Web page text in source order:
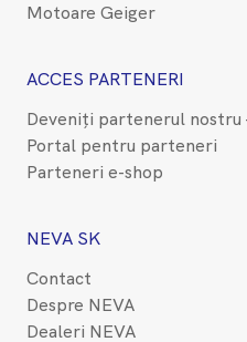
Motoare Geiger
ACCES PARTENERI
Deveniți partenerul nostru
Portal pentru parteneri
Parteneri e-shop
NEVA SK
Contact
Despre NEVA
Dealeri NEVA